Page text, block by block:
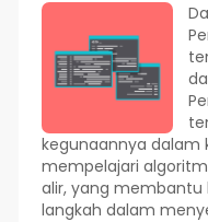
kegunaannya dalam
mempelajari
alir, yang
langkah dalam